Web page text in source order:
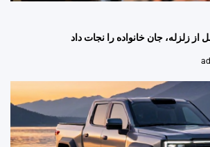
زلزله، جان خانواده را نجات داد